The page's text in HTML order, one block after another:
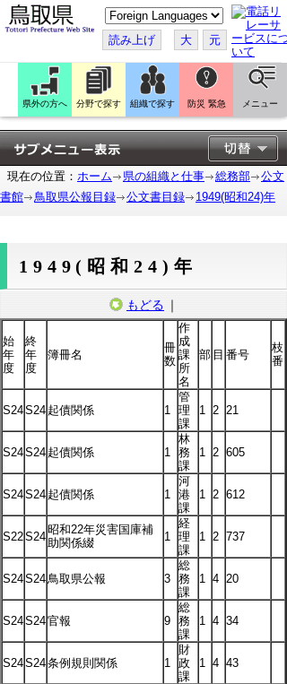
こ
の
ペ
ー
ジ
翻
訳
す
る
読み上げ 大 元
県外の方へ 分野で探す 組織で探す 防災 緊急 メニュー
現在の位置： ホーム 県の組織と仕事 総務部
公文
書館
鳥取県公報目録 公文書目録 1949(昭和24)年
1949(昭和24)年
もどる ｜
始
年
度
終
年
度
簿冊名
冊
数
作
成
課
所
名
部 目 番号
枝
番
S24S24 起債関係 1
管
理
課
1 2 21
S24S24 起債関係 1
林
務
課
1 2 605
S24S24 起債関係 1
河
港
課
1 2 612
S22S24
昭和22年災害国庫補
助関係綴
1
経
理
課
1 2 737
S24S24鳥取県公報 3
総
務
課
1 4 20
S24S24官報 9
総
務
課
1 4 34
S24S24条例規則関係 1
財
政
課
1 4 43